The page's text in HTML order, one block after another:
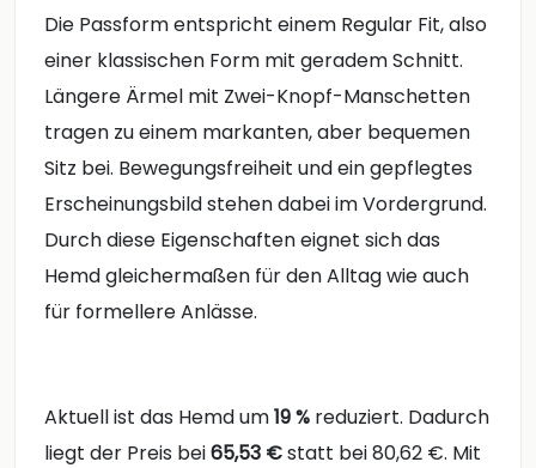
Die Passform entspricht einem Regular Fit, also
einer klassischen Form mit geradem Schnitt.
Längere Ärmel mit Zwei-Knopf-Manschetten
tragen zu einem markanten, aber bequemen
Sitz bei. Bewegungsfreiheit und ein gepflegtes
Erscheinungsbild stehen dabei im Vordergrund.
Durch diese Eigenschaften eignet sich das
Hemd gleichermaßen für den Alltag wie auch
für formellere Anlässe.
Aktuell ist das Hemd um19 % reduziert. Dadurch
liegt der Preis bei65,53 €statt bei 80,62 €. Mit